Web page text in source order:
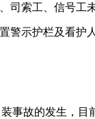
司索工、信号工
警示护栏及看护
事故的发生，目